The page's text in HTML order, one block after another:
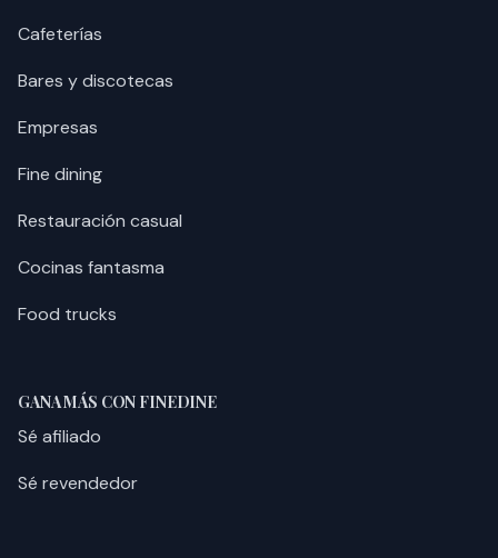
Cafeterías
Bares y discotecas
Empresas
Fine dining
Restauración casual
Cocinas fantasma
Food trucks
GANA MÁS CON FINEDINE
Sé afiliado
Sé revendedor